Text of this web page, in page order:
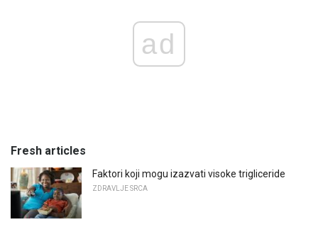
ad
Fresh articles
Faktori koji mogu izazvati visoke trigliceride
ZDRAVLJE SRCA